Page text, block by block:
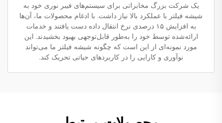
یک شرکت بزرگ مخابراتی برای سیستم‌های فیبر نوری خود به
شیشه فیلتر با عملکرد بالا نیاز داشت. با ادغام محصولات ما، آن‌ها
به افزایش ۱۵ درصدی نرخ انتقال داده دست یافتند و خدمات
ارائه‌شده توسط خود را به‌طور قابل‌توجهی بهبود بخشیدند. این
مورد نمونه‌ای از این است که چگونه شیشه فیلتر ما می‌تواند
نوآوری و کارایی را در کاربردهای حیاتی تحریک کند.